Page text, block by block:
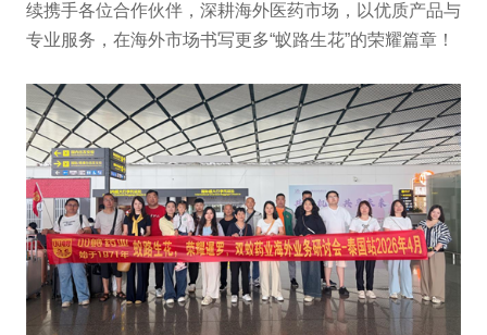
续携手各位合作伙伴，深耕海外医药市场，以优质产品与
专业服务，在海外市场书写更多“蚁路生花”的荣耀篇章！